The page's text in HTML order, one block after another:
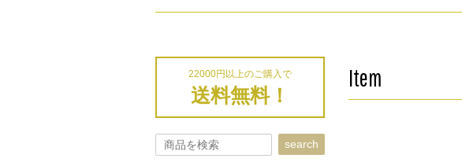
Item
22000円以上のご購入で
送料無料！
search